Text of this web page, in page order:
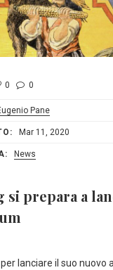
0 0
Pane
Mar 11, 2020
News
si prepara a
lanciare il suo nuovo